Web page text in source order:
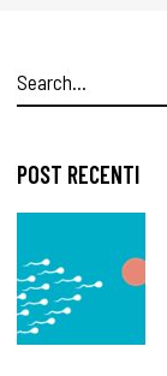
Search
for:
POST RECENTI